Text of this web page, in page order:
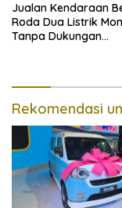
Jualan Kendaraan
Roda Dua Listrik
Tanpa Dukungan
Rekomendasi